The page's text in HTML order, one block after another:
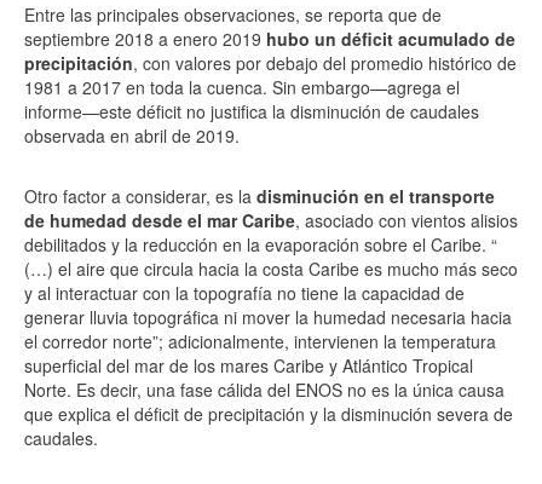
Entre las principales observaciones, se reporta que de
septiembre 2018 a enero 2019 hubo un déficit acumulado de
precipitación, con valores por debajo del promedio histórico de
1981 a 2017 en toda la cuenca. Sin embargo—agrega el
informe—este déficit no justifica la disminución de caudales
observada en abril de 2019.
Otro factor a considerar, es la disminución en el transporte
de humedad desde el mar Caribe, asociado con vientos alisios
debilitados y la reducción en la evaporación sobre el Caribe. “
(…) el aire que circula hacia la costa Caribe es mucho más seco
y al interactuar con la topografía no tiene la capacidad de
generar lluvia topográfica ni mover la humedad necesaria hacia
el corredor norte”; adicionalmente, intervienen la temperatura
superficial del mar de los mares Caribe y Atlántico Tropical
Norte. Es decir, una fase cálida del ENOS no es la única causa
que explica el déficit de precipitación y la disminución severa de
caudales.